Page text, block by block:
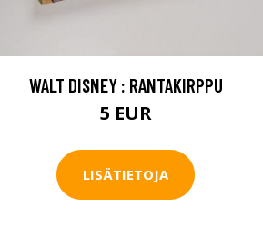
WALT DISNEY : RANTAKIRPPU
5 EUR
LISÄTIETOJA